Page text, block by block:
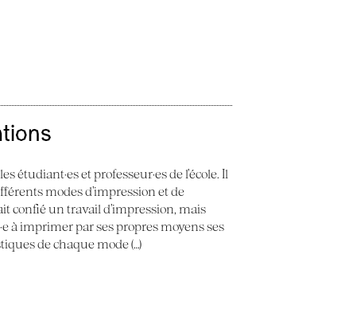
étudiant·es et professeur·es de l’école. Il
modes d’impression et de
confié un travail d’impression, mais
à imprimer par ses propres moyens ses
de chaque mode (…)